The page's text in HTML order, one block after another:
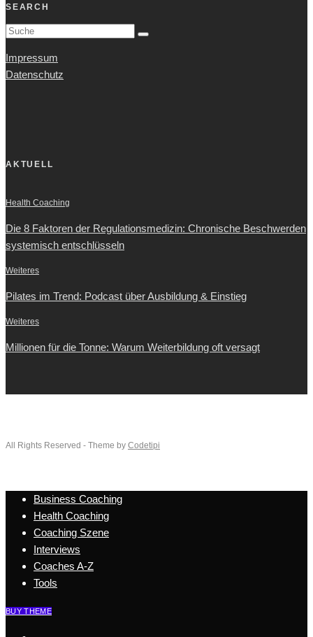
SEARCH
Impressum
Datenschutz
AKTUELL
Health Coaching
Die 8 Faktoren der Regulationsmedizin: Chronische Beschwerden
systemisch entschlüsseln
Weiteres
Pilates im Trend: Podcast über Ausbildung & Einstieg
Weiteres
Millionen für die Tonne: Warum Weiterbildung oft versagt
All Rights Reserved - Theme by Codetipi
Business Coaching
Health Coaching
Coaching Szene
Interviews
Coaches A-Z
Tools
BUY THEME